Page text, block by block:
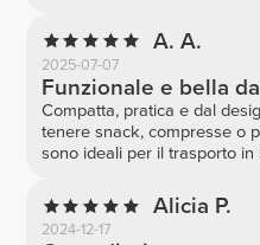
A. A.
2025-07-07
Funzionale e bella
Compatta, pratica e dal
tenere snack, compresse o
sono ideali per il trasporto
Alicia P.
2024-12-17